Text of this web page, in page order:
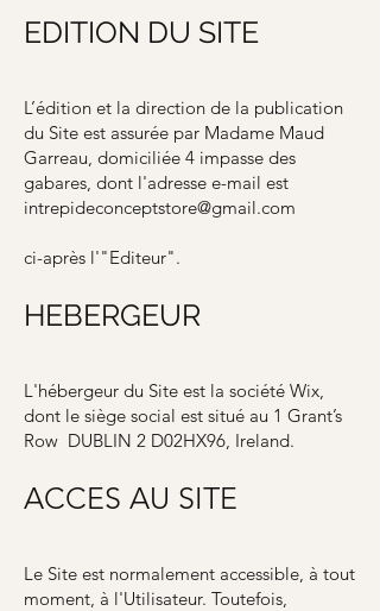
EDITION DU SITE
L’édition et la direction de la publication
du Site est assurée par Madame Maud
Garreau, domiciliée 4 impasse des
gabares, dont l'adresse e-mail est
intrepideconceptstore@gmail.com
ci-après l'"Editeur".
HEBERGEUR
L'hébergeur du Site est la société Wix,
dont le siège social est situé au 1 Grant’s
Row DUBLIN 2 D02HX96, Ireland.
ACCES AU SITE
Le Site est normalement accessible, à tout
moment, à l'Utilisateur. Toutefois,